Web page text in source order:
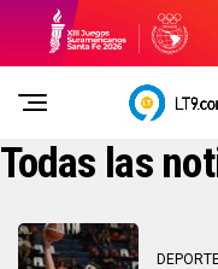
Todas las